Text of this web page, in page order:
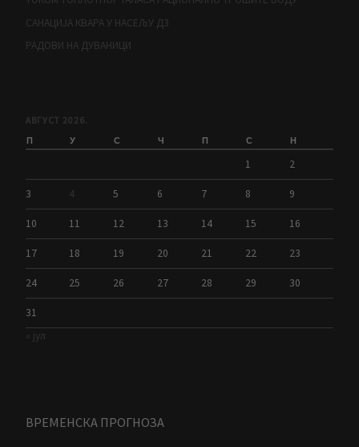
САНАЦИЈА КВАРА У НАСЕЉУ Д3
РАДОВИ НА ДУВАНИЦИ
АВГУСТ 2026.
П У С Ч П С Н
1 2
3 4 5 6 7 8 9
10 11 12 13 14 15 16
17 18 19 20 21 22 23
24 25 26 27 28 29 30
31
« јул
ВРЕМЕНСКА ПРОГНОЗА